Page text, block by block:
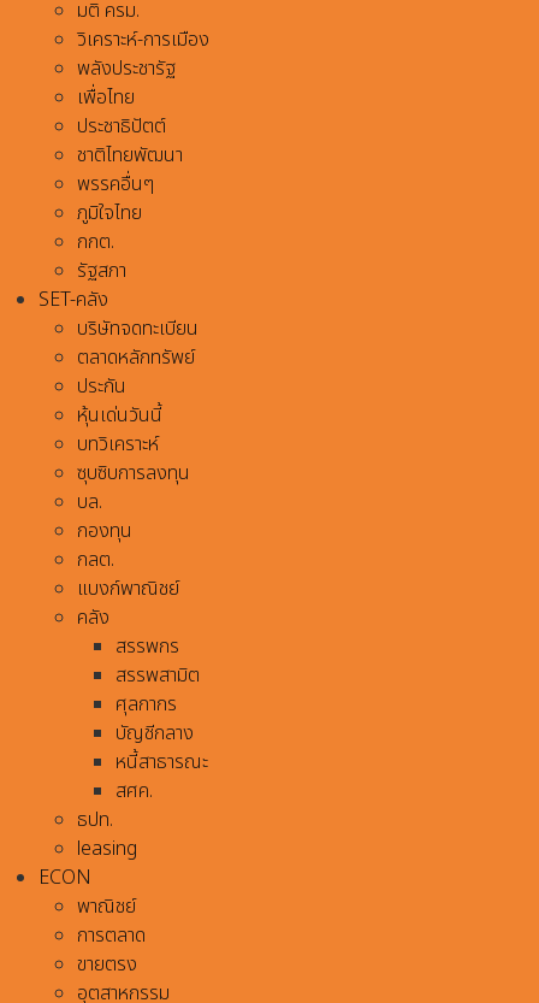
มติ ครม.
วิเคราะห์-การเมือง
พลังประชารัฐ
เพื่อไทย
ประชาธิปัตต์
ชาติไทยพัฒนา
พรรคอื่นๆ
ภูมิใจไทย
กกต.
รัฐสภา
SET-คลัง
บริษัทจดทะเบียน
ตลาดหลักทรัพย์
ประกัน
หุ้นเด่นวันนี้
บทวิเคราะห์
ซุบซิบการลงทุน
บล.
กองทุน
กลต.
แบงก์พาณิชย์
คลัง
สรรพกร
สรรพสามิต
ศุลกากร
บัญชีกลาง
หนี้สาธารณะ
สศค.
ธปท.
leasing
ECON
พาณิชย์
การตลาด
ขายตรง
อุตสาหกรรม